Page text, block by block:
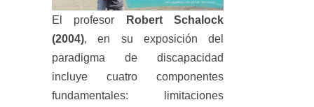
El profesor
Robert Schalock
(2004), en su exposición del
paradigma de discapacidad
incluye cuatro componentes
fundamentales: limitaciones